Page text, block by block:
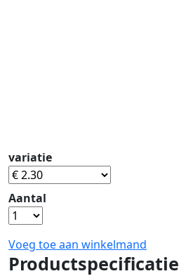
variatie
Aantal
Voeg toe aan winkelmand
Productspecificatie